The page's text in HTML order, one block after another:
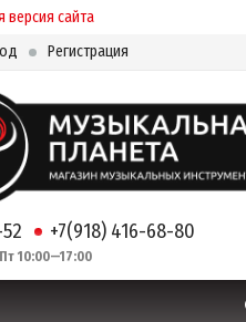
версия сайта
Регистрация
+7(918) 416-68-80
10:00—17:00